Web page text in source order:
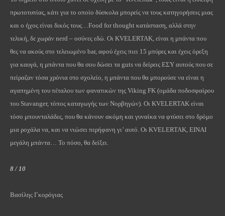
πρωτοτυπίας, κάτι για το οποίο δύσκολα μπορείς να τους κατηγορήσεις μιας
και ο ήχος είναι δικός τους… Food for thought κατάσταση, αλλά στην
τελική, δε χωράν nerd – οσύνες εδώ. Οι KVELERTAK , είναι η μπάντα που
θες να ακούς στο τελειωμένο bar, αφού έχεις πιει 15 μπύρες και έχεις όρεξη
για καυγά, η μπάντα που θα σου δώσει τα guts να δείρεις ΕΣΥ αυτούς που σε
πείραζαν τόσα χρόνια στο σχολείο, η μπάντα που θα μπορούσε να είναι η
αγαπημένη του πέταλου των φανατικών της Viking FK (ομάδα ποδοσφαίρου
του Stavanger, τόπος καταγωγής των Νορβηγών). Οι KVELERTAK είναι
τόσο μπουνταλάδες, που θα κάνουν ακόμη και γυναίκα να φτύσει στο δρόμο
μια ροχάλα να, και να νιώσει περήφανη γι’ αυτό. Οι KVELERTAK , ΕΙΝΑΙ
μεγάλη μπάντα… Το πόσο, θα δείξει.
8 / 10
Βασίλης Γκορόγιας